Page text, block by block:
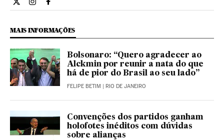
Opiniao El País Brasil en Twitter
Opiniao El País Brasil en Instagram
Opiniao El País Brasil en Facebook
MAIS INFORMAÇÕES
Bolsonaro: “Quero agradecer ao
Alckmin por reunir a nata do que
há de pior do Brasil ao seu lado”
FELIPE BETIM | RIO DE JANEIRO
Convenções dos partidos ganham
holofotes inéditos com dúvidas
sobre alianças